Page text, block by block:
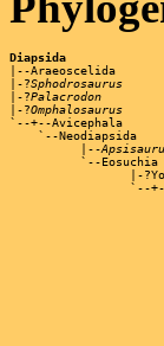
Diapsida
|-?Sphodrosaurus
|-?Palacrodon
|-?Omphalosaurus
`--+--Avicephala
    `--Neodiapsida
          |--
          `--Eosuchia
|-
`--